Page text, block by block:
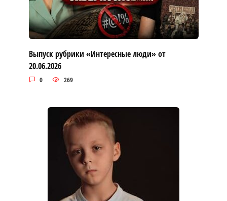
Выпуск рубрики «Интересные люди» от
20.06.2026
0 269